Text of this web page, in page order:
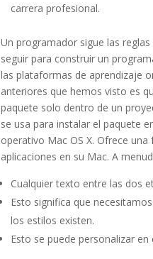
carrera profesional.
Un programador sigue las
seguir para construir un
las plataformas de aprendizaje
anteriores que hemos visto es
paquete solo dentro de un
se usa para instalar el paquete
operativo Mac OS X. Ofrece
aplicaciones en su Mac. A
Cualquier texto entre las dos
Esto significa que
los estilos existen.
Esto se puede personalizar